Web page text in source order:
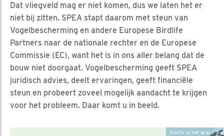
Dat vliegveld mag er niet komen, dus we laten het er
niet bij zitten. SPEA stapt daarom met steun van
Vogelbescherming en andere Europese Birdlife
Partners naar de nationale rechter en de Europese
Commissie (EC), want het is in ons aller belang dat de
bouw niet doorgaat. Vogelbescherming geeft SPEA
juridisch advies, deelt ervaringen, geeft financiële
steun en probeert zoveel mogelijk aandacht te krijgen
voor het probleem. Daar komt u in beeld.
Grutto in het gras /